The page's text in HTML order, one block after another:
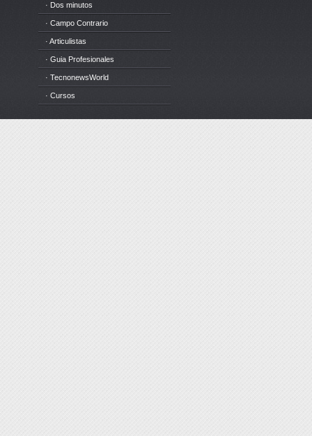
· Dos minutos
· Campo Contrario
· Articulistas
· Guia Profesionales
· TecnonewsWorld
· Cursos